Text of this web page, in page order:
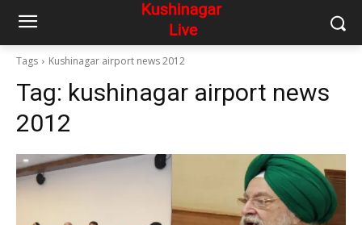
Tags Kushinagar airport news 2012
Tag: kushinagar airport news
2012